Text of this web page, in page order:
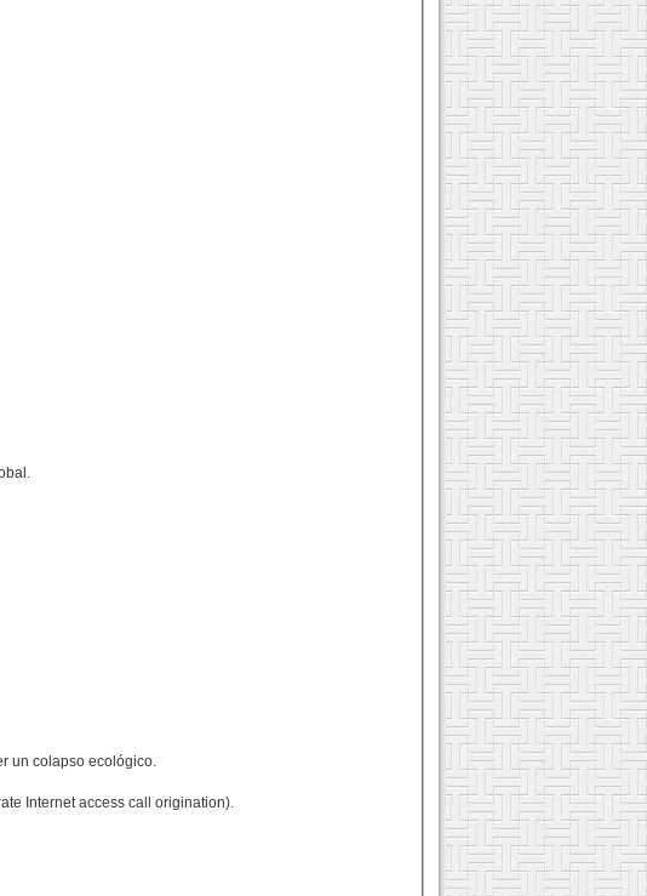
un colapso ecológico.
Internet access call origination).